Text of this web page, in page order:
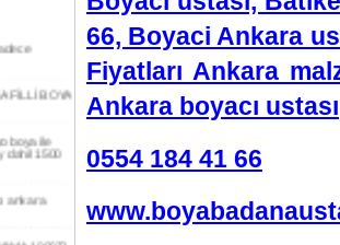
FİLLİ BOYA
boya ile
1500
ankara
1000TL
USTASI
66, Boyaci Ankara
Fiyatları Ankara
Ankara boyacı ustası
0554 184 41 66